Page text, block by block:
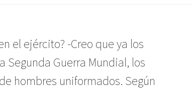
el ejército? -Creo que ya los
Segunda Guerra Mundial, los
hombres uniformados. Según